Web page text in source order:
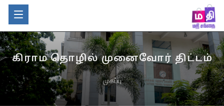
கிராம தொழில் முனைவோர் திட்டம்
முகப்பு